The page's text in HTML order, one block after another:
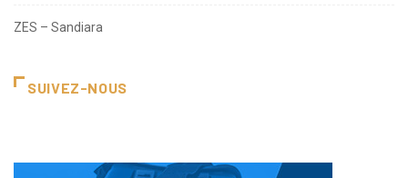
ZES – Sandiara
SUIVEZ-NOUS